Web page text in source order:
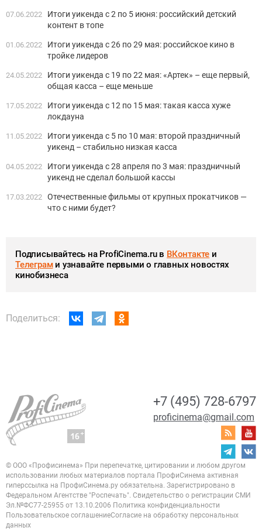
07.06.2022
Итоги уикенда с 2 по 5 июня: российский детский
контент в топе
01.06.2022
Итоги уикенда с 26 по 29 мая: российское кино в
тройке лидеров
24.05.2022
Итоги уикенда с 19 по 22 мая: «Артек» – еще первый,
общая касса – еще меньше
17.05.2022
Итоги уикенда с 12 по 15 мая: такая касса хуже
локдауна
11.05.2022
Итоги уикенда с 5 по 10 мая: второй праздничный
уикенд – стабильно низкая касса
04.05.2022
Итоги уикенда с 28 апреля по 3 мая: праздничный
уикенд не сделал большой кассы
17.03.2022 Отечественные фильмы от крупных прокатчиков —
что с ними будет?
Подписывайтесь на ProfiCinema.ru в ВКонтакте и
Телеграми узнавайте первыми о главных новостях
кинобизнеса
Поделиться:
+7 (495) 728-6797
proficinema@gmail.com
© ООО «Профисинема» При перепечатке, цитировании и любом другом
использовании любых материалов портала ПрофиСинема активная
гиперссылка на ПрофиСинема.ру обязательна. Зарегистрировано в
Федеральном Агентстве "Роспечать". Свидетельство о регистрации СМИ
Эл.№ФС77-25955 от 13.10.2006 Политика конфиденциальности
Пользовательское соглашениеСогласие на обработку персональных
данных